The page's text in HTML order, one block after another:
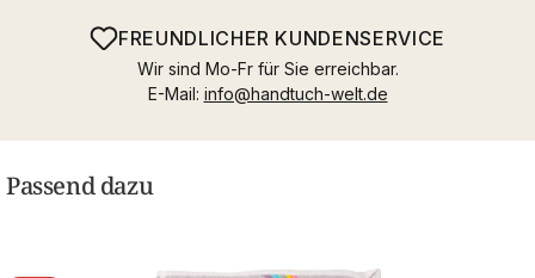
FREUNDLICHER KUNDENSERVICE
Wir sind Mo-Fr für Sie erreichbar.
E-Mail: info@handtuch-welt.de
Passend dazu